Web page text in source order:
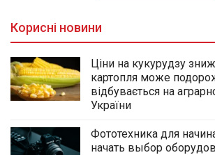
Корисні новини
Ціни на кукурудзу
картопля може
відбувається на
України
Фототехника для
начать выбор